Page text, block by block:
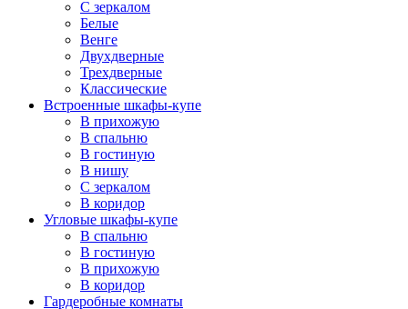
С зеркалом
Белые
Венге
Двухдверные
Трехдверные
Классические
Встроенные шкафы-купе
В прихожую
В спальню
В гостиную
В нишу
С зеркалом
В коридор
Угловые шкафы-купе
В спальню
В гостиную
В прихожую
В коридор
Гардеробные комнаты